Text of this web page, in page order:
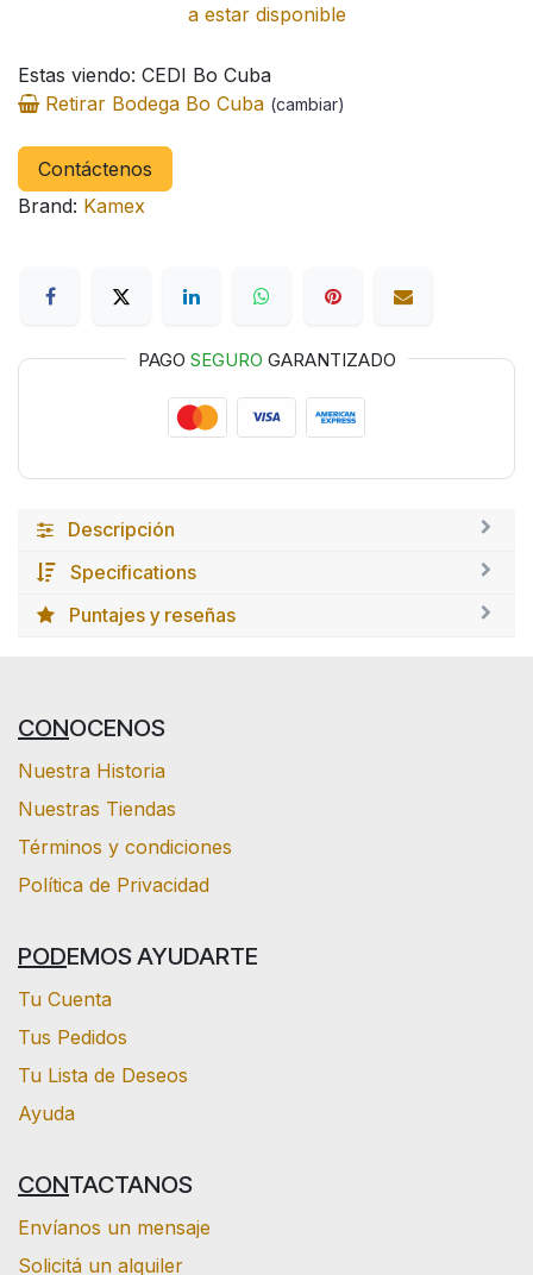
a estar disponible
Estas viendo: CEDI Bo Cuba
Retirar Bodega Bo Cuba (cambiar)
Contáctenos
Brand: Kamex
PAGO SEGURO GARANTIZADO
Descripción
Specifications
Puntajes y reseñas
CONOCENOS
Nuestra Historia
Nuestras Tiendas
Términos y condiciones
Política de Privacidad
PODEMOS AYUDARTE
Tu Cuenta
Tus Pedidos
Tu Lista de Deseos
Ayuda
CONTACTANOS
Envíanos un mensaje
Solicitá un alquiler